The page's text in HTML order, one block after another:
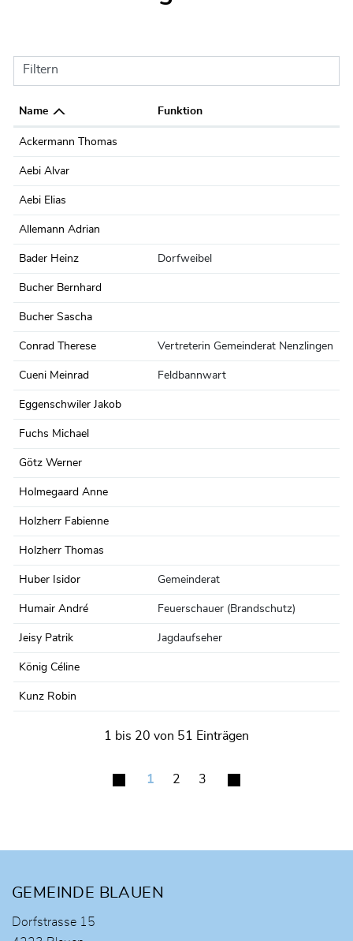
Filtern
Name Funktion
Ackermann Thomas
Aebi Alvar
Aebi Elias
Allemann Adrian
Bader Heinz Dorfweibel
Bucher Bernhard
Bucher Sascha
Conrad Therese Vertreterin Gemeinderat Nenzlingen
Cueni Meinrad Feldbannwart
Eggenschwiler Jakob
Fuchs Michael
Götz Werner
Holmegaard Anne
Holzherr Fabienne
Holzherr Thomas
Huber Isidor Gemeinderat
Humair André Feuerschauer (Brandschutz)
Jeisy Patrik Jagdaufseher
König Céline
Kunz Robin
1 bis 20 von 51 Einträgen
1 2 3
Fusszeile
GEMEINDE BLAUEN
Dorfstrasse 15